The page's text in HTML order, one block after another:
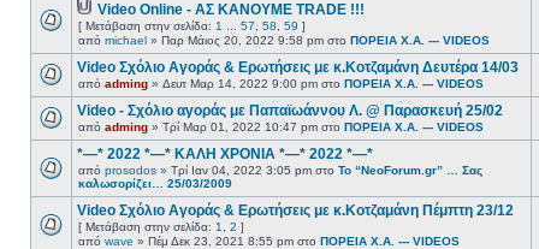
Video Online - ΑΣ ΚΑΝΟΥΜΕ TRADE !!!
[ Μετάβαση στην σελίδα: 1 57 58 59 ]
από michael » Παρ Μάιος 20, 2022 9:58 pm στο ΠΟΡΕΙΑ Χ.Α. --- VIDEOS
Video Σχόλιο Αγοράς & Ερωτήσεις με κ.Κοτζαμάνη Δευτέρα 14/03
από adming » Δευτ Μαρ 14, 2022 9:00 pm στο ΠΟΡΕΙΑ Χ.Α. --- VIDEOS
Video - Σχόλιο αγοράς με Παπαϊωάννου Λ. @ Παρασκευή 25/02
από adming » Τρί Μαρ 01, 2022 10:47 pm στο ΠΟΡΕΙΑ Χ.Α. --- VIDEOS
*—* 2022 *—* ΚΑΛΗ ΧΡΟΝΙΑ *—* 2022 *—*
από prosodos » Τρί Ιαν 04, 2022 3:05 pm στο Το “NeoForum.gr” … Σας
καλωσορίζει… 25/03/2009
Video Σχόλιο Αγοράς & Ερωτήσεις με κ.Κοτζαμάνη Πέμπτη 23/12
[ Μετάβαση στην σελίδα: 1 2 ]
από wave » Πέμ Δεκ 23, 2021 8:55 pm στο ΠΟΡΕΙΑ Χ.Α. --- VIDEOS